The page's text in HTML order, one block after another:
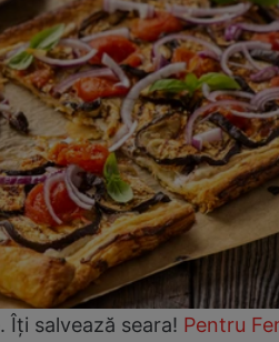
Îți salvează seara! Pentru